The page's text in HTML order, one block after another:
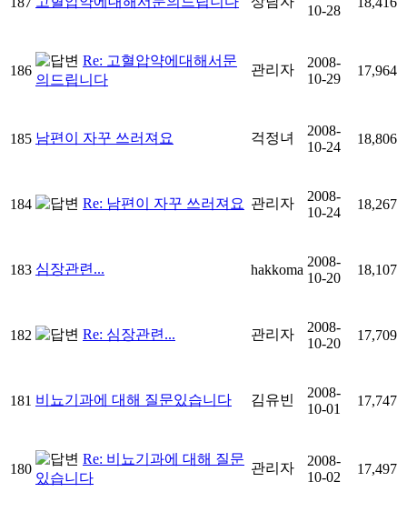
10-28
186
Re: 고혈압약에대해서문
의드립니다
관리자
2008-
10-29
17,964
185 남편이 자꾸 쓰러져요 걱정녀
2008-
10-24
18,806
184 Re: 남편이 자꾸 쓰러져요 관리자
2008-
10-24
18,267
183 심장관련... hakkoma
2008-
10-20
18,107
182 Re: 심장관련... 관리자
2008-
10-20
17,709
181 비뇨기과에 대해 질문있습니다 김유빈
2008-
10-01
17,747
180
Re: 비뇨기과에 대해 질문
있습니다
관리자
2008-
10-02
17,497